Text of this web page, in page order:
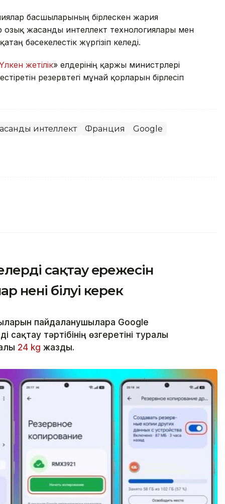
басшыларының бірлескен жария
озық жасанды интеллект технологиялары мен
бәсекелестік жүргізіп келеді.
жетілік» елдерінің қаржы министрлері
резервтегі мұнай қорларын бірлесіп
интеллект Франция Google
сақтау ережесін
нені білуі керек
пайдаланушыларға Google
тәртібінің өзгеретіні туралы
24 kg жазды.